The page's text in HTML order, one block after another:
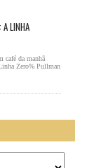
A LINHA
café da manhã
Zero% Pullman